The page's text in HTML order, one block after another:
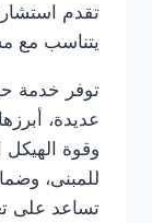
تقدم
يتناسب مع
توفر خدمة
عديدة،
وقوة
للمبنى،
تساعد على